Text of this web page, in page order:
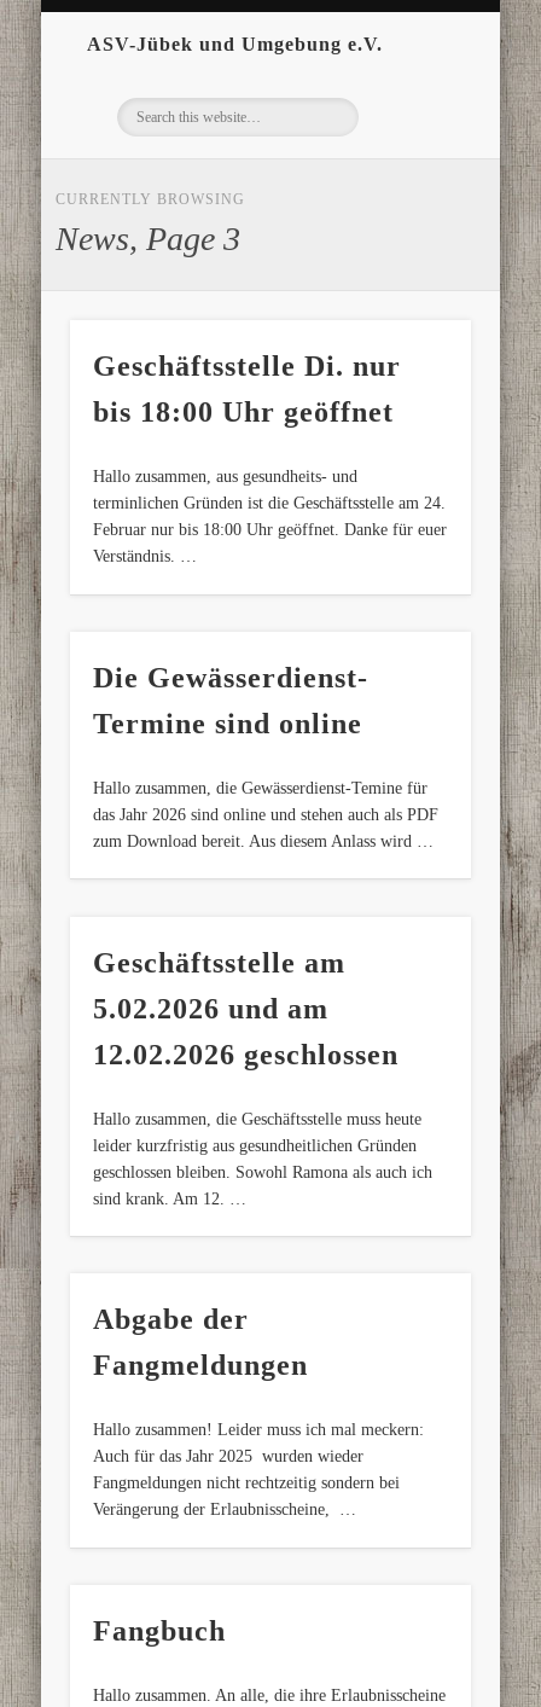
ASV-Jübek und Umgebung e.V.
CURRENTLY BROWSING
News, Page 3
Geschäftsstelle Di. nur
bis 18:00 Uhr geöffnet
Hallo zusammen, aus gesundheits- und
terminlichen Gründen ist die Geschäftsstelle am 24.
Februar nur bis 18:00 Uhr geöffnet. Danke für euer
Verständnis. …
Die Gewässerdienst-
Termine sind online
Hallo zusammen, die Gewässerdienst-Temine für
das Jahr 2026 sind online und stehen auch als PDF
zum Download bereit. Aus diesem Anlass wird …
Geschäftsstelle am
5.02.2026 und am
12.02.2026 geschlossen
Hallo zusammen, die Geschäftsstelle muss heute
leider kurzfristig aus gesundheitlichen Gründen
geschlossen bleiben. Sowohl Ramona als auch ich
sind krank. Am 12. …
Abgabe der
Fangmeldungen
Hallo zusammen! Leider muss ich mal meckern:
Auch für das Jahr 2025 wurden wieder
Fangmeldungen nicht rechtzeitig sondern bei
Verängerung der Erlaubnisscheine, …
Fangbuch
Hallo zusammen. An alle, die ihre Erlaubnisscheine